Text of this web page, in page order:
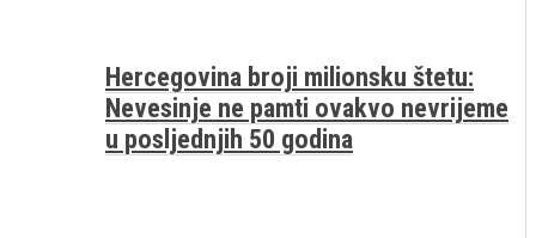
Hercegovina broji milionsku štetu:
Nevesinje ne pamti ovakvo nevrijeme
u posljednjih 50 godina